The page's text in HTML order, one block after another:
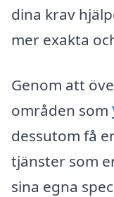
dina krav
mer exakta
Genom att
områden som
dessutom få
tjänster som
sina egna